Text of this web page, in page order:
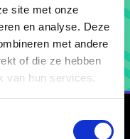
site met onze
en analyse. Deze
met andere
of die ze hebben
van hun services.
op LinkedIn